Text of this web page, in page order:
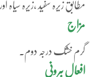
مطابق زیرہ سفید ،زیرہ سیاہ
مزاج
گرم خشک درجہ دوم۔
افعال بیرونی